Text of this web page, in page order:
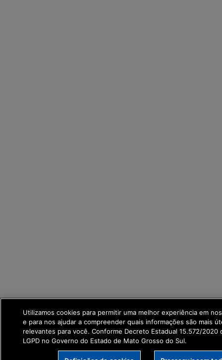
Utilizamos cookies para permitir uma melhor experiência em
e para nos ajudar a compreender quais informações são mais
relevantes para você. Conforme Decreto Estadual 15.572/2020
LGPD no Governo do Estado de Mato Grosso do Sul.